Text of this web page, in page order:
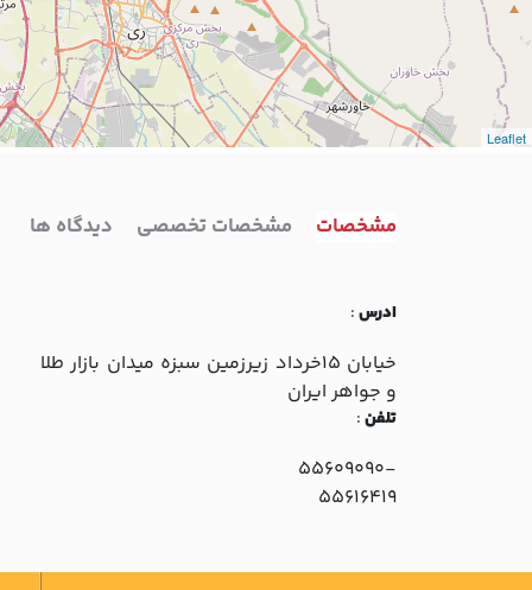
Leaflet
مشخصات مشخصات تخصصی دیدگاه ها
ادرس:
خيابان 15خرداد زيرزمين سبزه ميدان بازار طلا
و جواهر ايران
تلفن:
55609090-
55616419